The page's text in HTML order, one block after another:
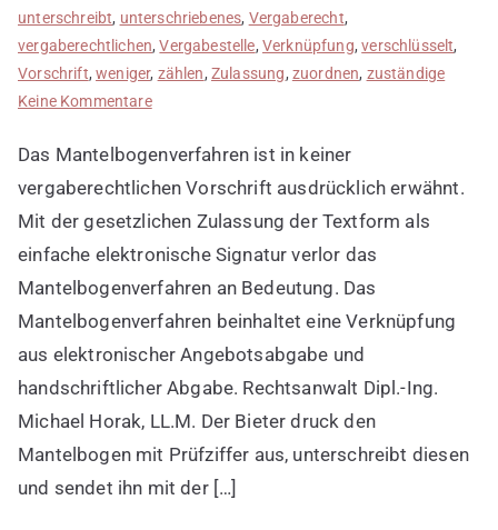
unterschreibt, unterschriebenes, Vergaberecht,
vergaberechtlichen,Vergabestelle, Verknüpfung,verschlüsselt,
Vorschrift,weniger, zählen, Zulassung, zuordnen, zuständige
Keine Kommentarezu
von
Mantelbogenverfahren
Das Mantelbogenverfahren ist in keiner
vergaberechtlichen Vorschrift ausdrücklich erwähnt.
Mit der gesetzlichen Zulassung der Textform als
einfache elektronische Signatur verlor das
Mantelbogenverfahren an Bedeutung. Das
Mantelbogenverfahren beinhaltet eine Verknüpfung
aus elektronischer Angebotsabgabe und
handschriftlicher Abgabe. Rechtsanwalt Dipl.-Ing.
Michael Horak, LL.M. Der Bieter druck den
Mantelbogen mit Prüfziffer aus, unterschreibt diesen
und sendet ihn mit der […]